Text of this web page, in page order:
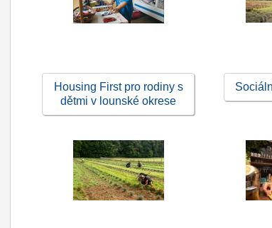
Housing First pro rodiny s
dětmi v lounské okrese